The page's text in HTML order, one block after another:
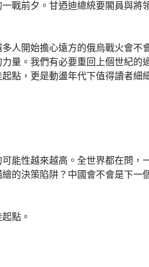
戰前夕。甘迺迪總統要閣員與將
開始擔心遠方的俄烏戰火會不
量。我們有必要重回上個世紀的
點，更是動盪年代下值得讀者細
性越來越高。全世界都在問，
的決策陷阱？中國會不會是下一
點。